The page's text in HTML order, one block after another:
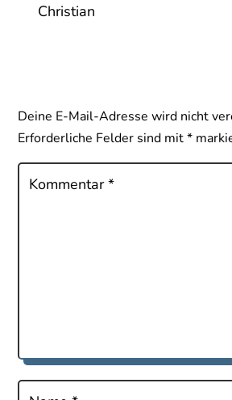
Christian
Deine E-Mail-Adresse wird nicht
Erforderliche Felder sind mit*